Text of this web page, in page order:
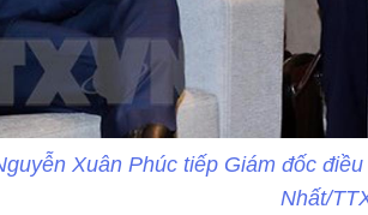
Xuân Phúc tiếp Giám đốc
Nhất/